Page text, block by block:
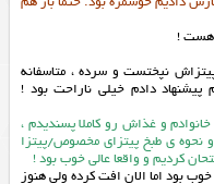
هست !
نپختست و سرده ، متاسفانه
دادم خیلی ناراحت بود !
و غذاش رو کاملا پسندیدم ،
نحوه ی طبخ پیتزای مخصوص/پیتزا
کردیم و واقعا عالی خوب بود !
بود اما الان افت کرده ولی هنوز